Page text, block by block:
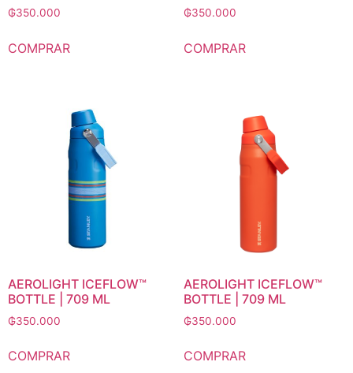
₲350.000
COMPRAR
₲350.000
COMPRAR
AEROLIGHT ICEFLOW™
BOTTLE | 709 ML
₲350.000
COMPRAR
AEROLIGHT ICEFLOW™
BOTTLE | 709 ML
₲350.000
COMPRAR